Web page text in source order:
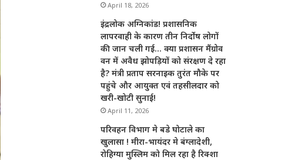
April 18, 2026
इंद्रलोक अग्निकांड! प्रशासनिक
लापरवाही के कारण तीन निर्दोष लोगों
की जान चली गई… क्या प्रशासन मैंग्रोव
वन में अवैध झोपड़ियों को संरक्षण दे रहा
है? मंत्री प्रताप सरनाइक तुरंत मौके पर
पहुंचे और आयुक्त एवं तहसीलदार को
खरी-खोटी सुनाई!
April 11, 2026
परिवहन विभाग मे बडे घोटाले का
खुलासा ! मीरा-भायंदर मे बंग्लादेशी,
रोहिग्या मुस्लिम को मिल रहा है रिक्शा